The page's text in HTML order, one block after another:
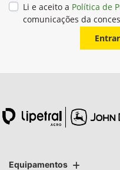
Li e aceito a Política de
comunicações da
Equipamentos